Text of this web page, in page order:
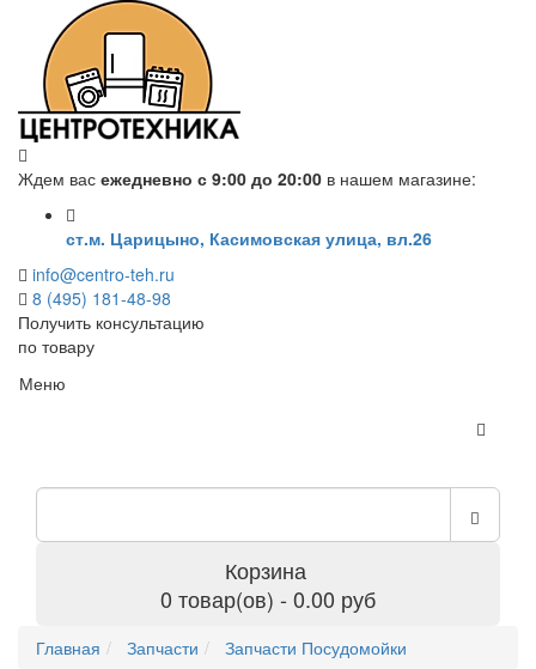
Ждем вас ежедневно с 9:00 до 20:00 в нашем магазине:
ст.м. Царицыно, Касимовская улица, вл.26
info@centro-teh.ru
8 (495) 181-48-98
Получить консультацию
по товару
Меню
Корзина
0 товар(ов) - 0.00 руб
Главная Запчасти Запчасти Посудомойки